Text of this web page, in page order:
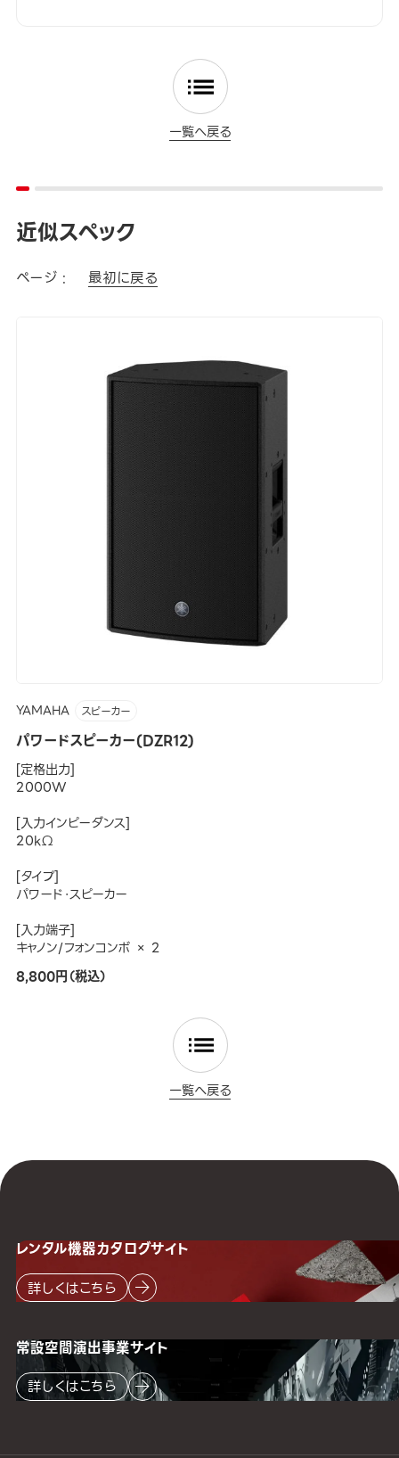
一覧へ戻る
近似スペック
ページ : 最初に戻る
YAMAHA スピーカー
パワードスピーカー(DZR12)
[定格出力]
2000W
[入力インピーダンス]
20kΩ
[タイプ]
パワード・スピーカー
[入力端子]
キャノン/フォンコンボ × 2
8,800円（税込）
一覧へ戻る
レンタル機器カタログサイト
詳しくはこちら
常設空間演出事業サイト
詳しくはこちら